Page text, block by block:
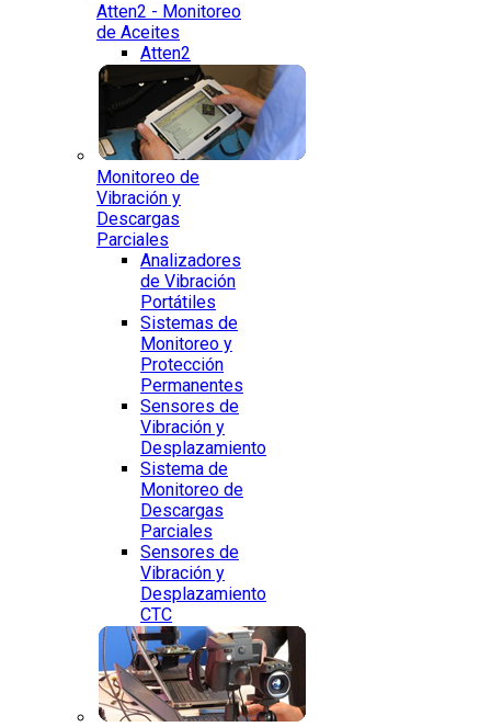
Atten2 - Monitoreo
de Aceites
Atten2
Monitoreo de
Vibración y
Descargas
Parciales
Analizadores
de Vibración
Portátiles
Sistemas de
Monitoreo y
Protección
Permanentes
Sensores de
Vibración y
Desplazamiento
Sistema de
Monitoreo de
Descargas
Parciales
Sensores de
Vibración y
Desplazamiento
CTC